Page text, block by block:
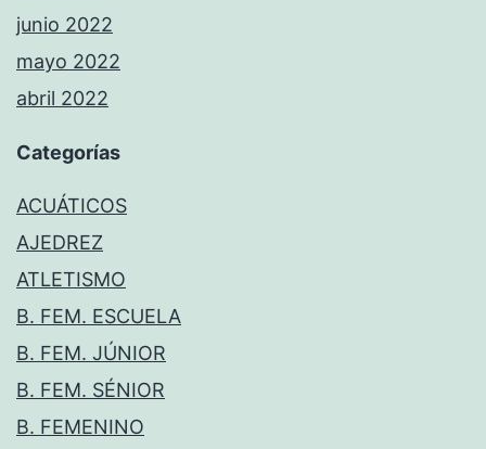
junio 2022
mayo 2022
abril 2022
Categorías
ACUÁTICOS
AJEDREZ
ATLETISMO
B. FEM. ESCUELA
B. FEM. JÚNIOR
B. FEM. SÉNIOR
B. FEMENINO